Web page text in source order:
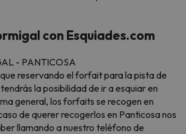
con Esquiades.com
- PANTICOSA
reservando el forfait para la pista de
la posibilidad de ir a esquiar en
general, los forfaits se recogen en
de querer recogerlos en Panticosa nos
llamando a nuestro teléfono de